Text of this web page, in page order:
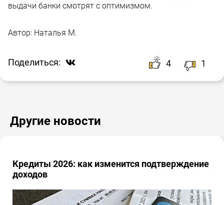
выдачи банки смотрят с оптимизмом.
Автор: Наталья М.
Поделиться: 4 1
Другие новости
Кредиты 2026: как изменится подтверждение
доходов